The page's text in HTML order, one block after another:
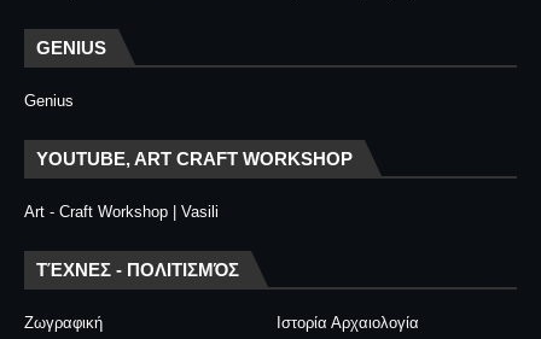
GENIUS
Genius
YOUTUBE, ART CRAFT WORKSHOP
Art - Craft Workshop | Vasili
ΤΈΧΝΕΣ - ΠΟΛΙΤΙΣΜΌΣ
Ζωγραφική
Ιστορία Αρχαιολογία